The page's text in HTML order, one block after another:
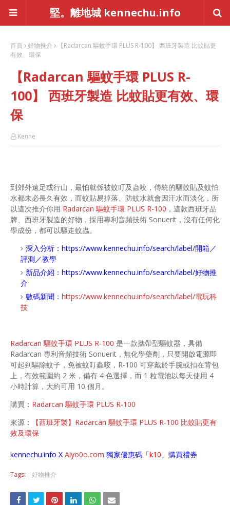
堅。離地城 kennechu.info
首頁 好物推介
【Radarcan 驅蚊手環 PLUS R-100】 西班牙製造 比蚊貼更
有效、環保
【Radarcan 驅蚊手環 PLUS R-
100】 西班牙製造 比蚊貼更有效、環
保
Kenne
到郊外遠足或行山，最怕就係被蚊叮及蟲咬，傳統的驅蚊貼及蚊怕
水都未必長久有效，而蚊貼易掉落、防蚊水就會因汗水而淡化，所
以這次推介你用 Radarcan 驅蚊手環 PLUS R-100 ，這款西班牙品
牌、西班牙製造的好物，採用專利音頻技術 Sonuerit，沒有任何化
學成份，都可以驅走蚊蟲。
深入分析： https://www.kennechu.info/search/label/開箱／
評測／教學
新品介紹： https://www.kennechu.info/search/label/好物推
介
數碼新聞： https://www.kennechu.info/search/label/電玩科
技
Radarcan 驅蚊手環 PLUS R-100 是一款攜帶型驅蚊器，具備
Radarcan 專利音頻技術 Sonuerit，無化學藥劑，只要開啟電源即
可起到驅除蚊子，免被蚊叮蟲咬，R-100 可穿戴於手腕或扣在背包
上，有效範圍約 2 米，備有 4 色選擇，而 1 粒電池以每天使用 4
小時計算，大約可用 10 個月。
購買： Radarcan 驅蚊手環 PLUS R-100
來源：
【西班牙製】Radarcan 驅蚊手環 PLUS R-100 比蚊貼更有
效及環保
kennechu.info X Aiyo0o.com 獨家優惠碼「k10 」購買禮券
Tags: 好物推介